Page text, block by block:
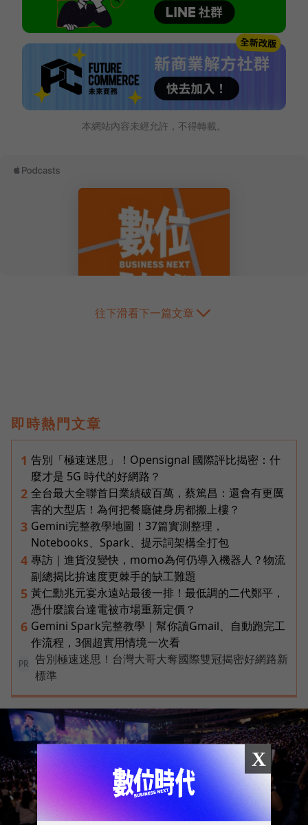
本網站內容未經允許，不得轉載。
往下滑看下一篇文章
即時熱門文章
1 告別「極速迷思」！Opensignal 國際評比揭密：什
麼才是 5G 時代的好網路？
2 全台最大全聯首日業績破百萬，蔡篤昌：還會有更厲
害的大型店！為何把餐廳健身房都搬上樓？
3 Gemini完整教學地圖！37篇實測整理，
Notebooks、Spark、提示詞架構全打包
4 專訪｜進貨沒變快，momo為何仍導入機器人？物流
副總揭比拚速度更棘手的缺工難題
5 黃仁勳兆元宴永遠站最後一排！最低調的二代鄭平，
憑什麼讓台達電被市場重新定價？
6 Gemini Spark完整教學｜幫你讀Gmail、自動跑完工
作流程，3個超實用情境一次看
PR
告別極速迷思！台灣大哥大奪國際雙冠揭密好網路新
標準
X